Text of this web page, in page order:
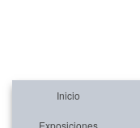
Inicio
Exposiciones